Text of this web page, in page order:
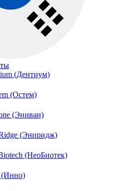
(Дентиум)
(Остем)
(Эниван)
(Эниридж)
(НеоБиотек)
(Инно)